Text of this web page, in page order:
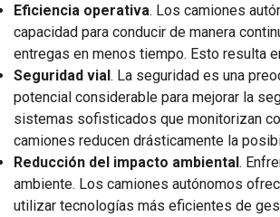
Eficiencia operativa. Los camiones
capacidad para conducir de manera
entregas en menos tiempo. Esto resulta
Seguridad vial. La seguridad es una
potencial considerable para mejorar la
sistemas sofisticados que monitorizan
camiones reducen drásticamente la
Reducción del impacto ambiental.
ambiente. Los camiones autónomos
utilizar tecnologías más eficientes de